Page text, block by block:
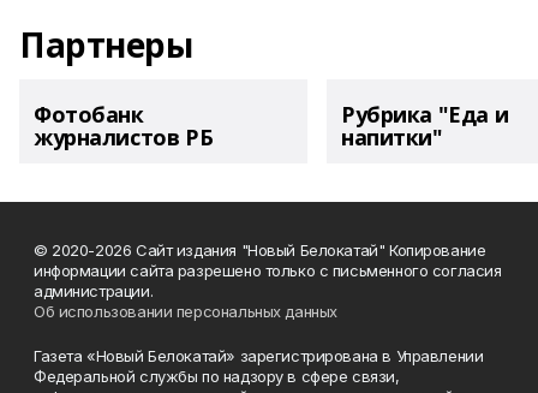
Партнеры
Фотобанк
журналистов РБ
Рубрика "Еда и
напитки"
© 2020-2026 Сайт издания "Новый Белокатай" Копирование
информации сайта разрешено только с письменного согласия
администрации.
Об использовании персональных данных
Газета «Новый Белокатай» зарегистрирована в Управлении
Федеральной службы по надзору в сфере связи,